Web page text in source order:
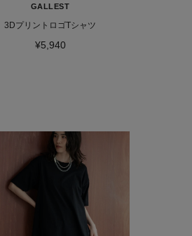
GALLEST
3DプリントロゴTシャツ
¥5,940